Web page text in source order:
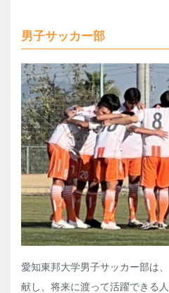
男子サッカー部
愛知東邦大学男子サッカー部は
献し、将来に渡って活躍できる